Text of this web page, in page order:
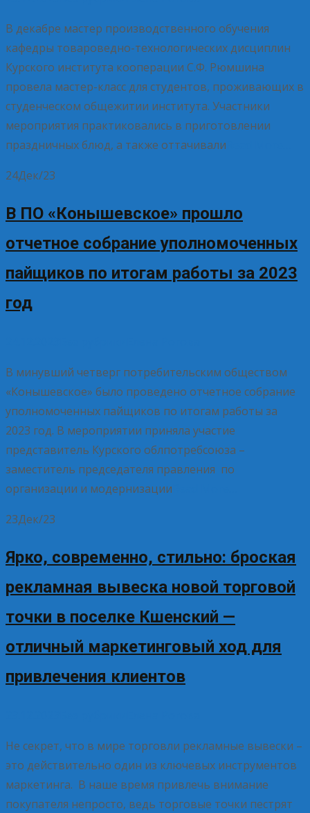
В декабре мастер производственного обучения
кафедры товароведно-технологических дисциплин
Курского института кооперации С.Ф. Рюмшина
провела мастер-класс для студентов, проживающих в
студенческом общежитии института. Участники
мероприятия практиковались в приготовлении
праздничных блюд, а также оттачивали
24Дек/23
В ПО «Конышевское» прошло
отчетное собрание уполномоченных
пайщиков по итогам работы за 2023
год
В минувший четверг потребительским обществом
«Конышевское» было проведено отчетное собрание
уполномоченных пайщиков по итогам работы за
2023 год. В мероприятии приняла участие
представитель Курского облпотребсоюза –
заместитель председателя правления по
организации и модернизации
23Дек/23
Ярко, современно, стильно: броская
рекламная вывеска новой торговой
точки в поселке Кшенский —
отличный маркетинговый ход для
привлечения клиентов
Не секрет, что в мире торговли рекламные вывески –
это действительно один из ключевых инструментов
маркетинга. В наше время привлечь внимание
покупателя непросто, ведь торговые точки пестрят